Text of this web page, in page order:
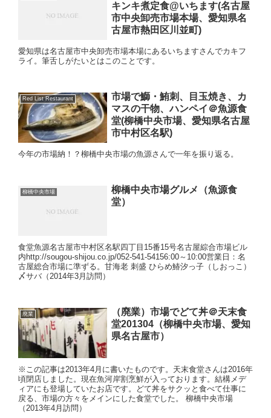
キンキ煮定食@いちます(名古屋
市中央卸売市場本場、愛知県名
古屋市熱田区川並町)
愛知県は名古屋市中央卸売市場本場にあるいちますさんでカキフ
ライ。筆舌しがたいとはこのことです。
Red List Restaurant
市場で鰤・鮪刺、目玉焼き、カ
マスの干物、ハンペイ＠魚源食
堂(柳橋中央市場、愛知県名古屋
市中村区名駅)
今年の市場納！？柳橋中央市場の魚源さんで一年を振り返る。
柳橋中央市場
柳橋中央市場グルメ（魚源食
堂）
食堂魚源名古屋市中村区名駅四丁目15番15号名古屋綜合市場ビル
内http://sougou-shijou.co.jp/052-541-54156:00～10:00営業日：名
古屋総合市場に準ずる。甘海老 刺盛 ひらめ鰆汐っ子（しおっこ）
〆サバ（2014年3月訪問）
廃業
（廃業）市場でどて丼＠天末食
堂201304（柳橋中央市場、愛知
県名古屋市）
※この記事は2013年4月に書いたものです。天末食堂さんは2016年
頃閉店しました。現在魚河岸割烹鮮が入っております。結構メデ
ィアにも登場していたお店です。どて丼をサクッと食べて仕事に
戻る、市場の方々をメインにした食堂でした。 柳橋中央市場
（2013年4月訪問）